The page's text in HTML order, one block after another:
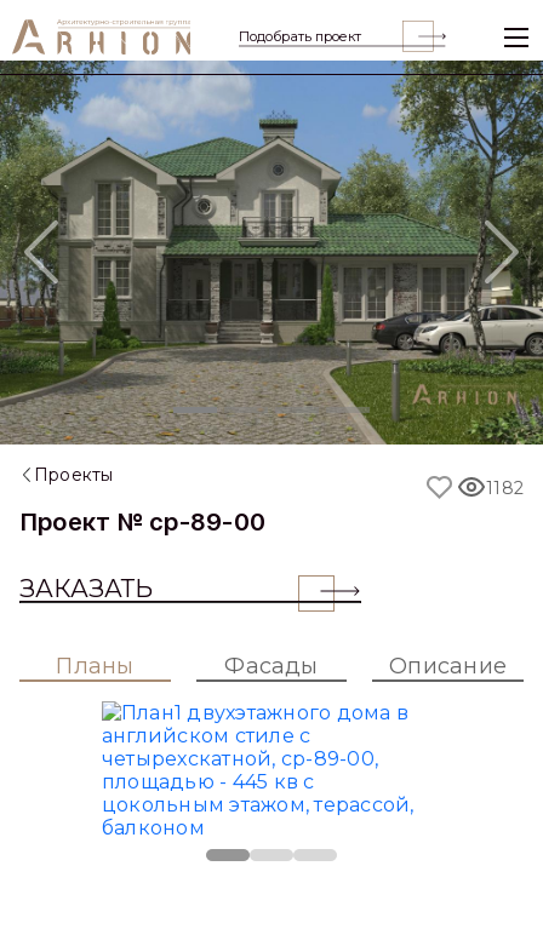
Подобрать проект
Previous
Проекты
Проект № cp-89-00
ЗАКАЗАТЬ
1182
Планы Фасады Описание